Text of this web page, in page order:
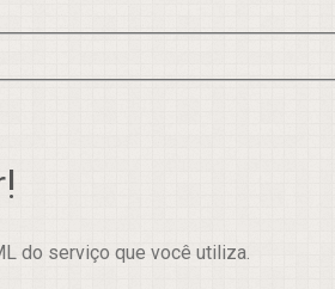
do serviço que você utiliza.